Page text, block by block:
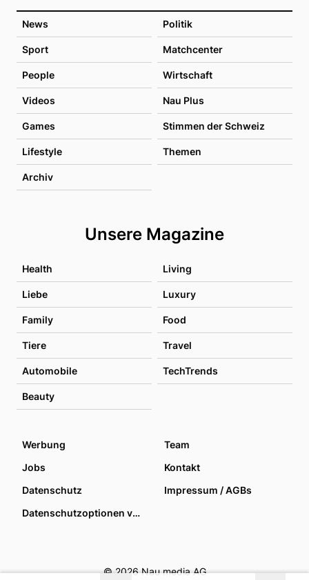
News Politik
Sport Matchcenter
People Wirtschaft
Videos Nau Plus
Games Stimmen der Schweiz
Lifestyle Themen
Archiv
Unsere Magazine
Health Living
Liebe Luxury
Family Food
Tiere Travel
Automobile TechTrends
Beauty
Werbung
Team
Jobs
Kontakt
Datenschutz
Impressum / AGBs
Datenschutzoptionen verwalten
© 2026 Nau media AG